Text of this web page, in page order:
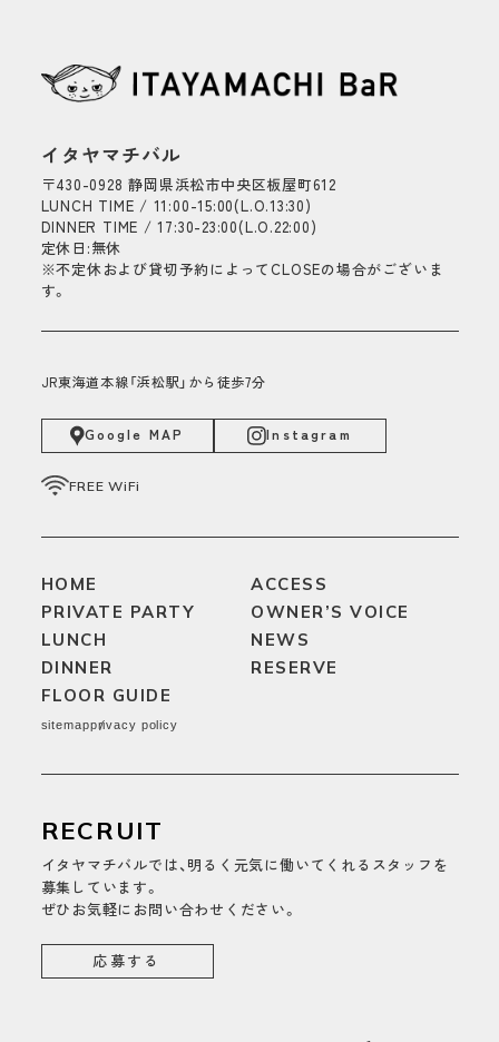
イタヤマチバル
〒430-0928 静岡県浜松市中央区板屋町612
LUNCH TIME / 11:00-15:00(L.O.13:30)
DINNER TIME / 17:30-23:00(L.O.22:00)
定休日:無休
※不定休および貸切予約によってCLOSEの場合がございま
す。
JR東海道本線「浜松駅」から徒歩7分
Google MAP Instagram
FREE WiFi
HOME
PRIVATE PARTY
LUNCH
DINNER
FLOOR GUIDE
ACCESS
OWNER’S VOICE
NEWS
RESERVE
sitemapprivacy policy
RECRUIT
イタヤマチバルでは、明るく元気に働いてくれるスタッフを
募集しています。
ぜひお気軽にお問い合わせください。
応募する